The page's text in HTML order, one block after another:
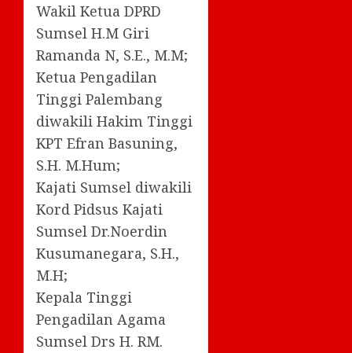
Wakil Ketua DPRD
Sumsel H.M Giri
Ramanda N, S.E., M.M;
Ketua Pengadilan
Tinggi Palembang
diwakili Hakim Tinggi
KPT Efran Basuning,
S.H. M.Hum;
Kajati Sumsel diwakili
Kord Pidsus Kajati
Sumsel Dr.Noerdin
Kusumanegara, S.H.,
M.H;
Kepala Tinggi
Pengadilan Agama
Sumsel Drs H. RM.